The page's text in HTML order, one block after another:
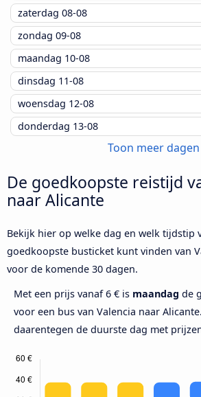
zaterdag 08-08
zondag 09-08
maandag 10-08
dinsdag 11-08
woensdag 12-08
donderdag 13-08
Toon meer dagen
De goedkoopste reistijd
naar Alicante
Bekijk hier op welke dag en welk tijdstip
goedkoopste busticket kunt vinden van
voor de komende 30 dagen.
Met een prijs vanaf 6 € is maandag de
voor een bus van Valencia naar Alicante.
daarentegen de duurste dag met